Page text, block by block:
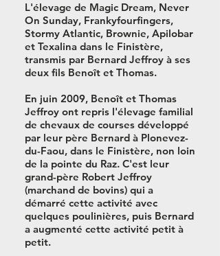
L'élevage de Magic Dream, Never
On Sunday, Frankyfourfingers,
Stormy Atlantic, Brownie, Apilobar
et Texalina dans le Finistère,
transmis par Bernard Jeffroy à ses
deux fils Benoît et Thomas.​
En juin 2009, Benoît et Thomas
Jeffroy ont repris l'élevage familial
de chevaux de courses développé
par leur père Bernard à Plonevez-
du-Faou, dans le Finistère, non loin
de la pointe du Raz. C'est leur
grand-père Robert Jeffroy
(marchand de bovins) qui a
démarré cette activité avec
quelques poulinières, puis Bernard
a augmenté cette activité petit à
petit.